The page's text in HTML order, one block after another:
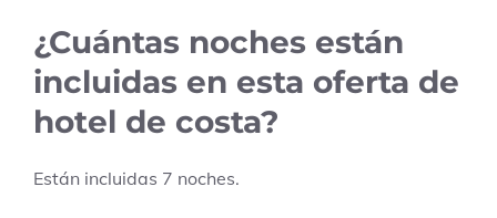
¿Cuántas noches están
incluidas en esta oferta de
hotel de costa?
Están incluidas 7 noches.